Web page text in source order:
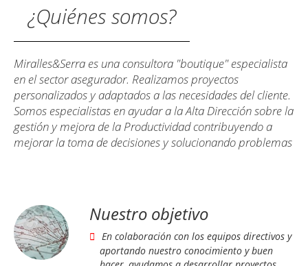
¿Quiénes somos?
Miralles&Serra es una consultora "boutique" especialista
en el sector asegurador. Realizamos proyectos
personalizados y adaptados a las necesidades del cliente.
Somos especialistas en ayudar a la Alta Dirección sobre la
gestión y mejora de la Productividad contribuyendo a
mejorar la toma de decisiones y solucionando problemas
Nuestro objetivo
En colaboración con los equipos directivos y
aportando nuestro conocimiento y buen